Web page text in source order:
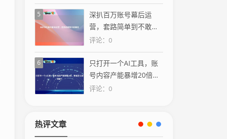
5
深扒百万账号幕后运
营，套路简单到不敢相
信
评论：0
6
只打开一个AI工具，账
号内容产能暴增20倍，
我是怎么做到的？
评论：0
热评文章